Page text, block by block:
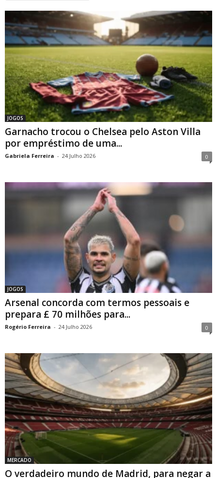
JOGOS
Garnacho trocou o Chelsea pelo Aston Villa
por empréstimo de uma...
Gabriela Ferreira - 24 Julho 2026 0
JOGOS
Arsenal concorda com termos pessoais e
prepara £ 70 milhões para...
Rogério Ferreira - 24 Julho 2026 0
MERCADO
O verdadeiro mundo de Madrid, para negar a